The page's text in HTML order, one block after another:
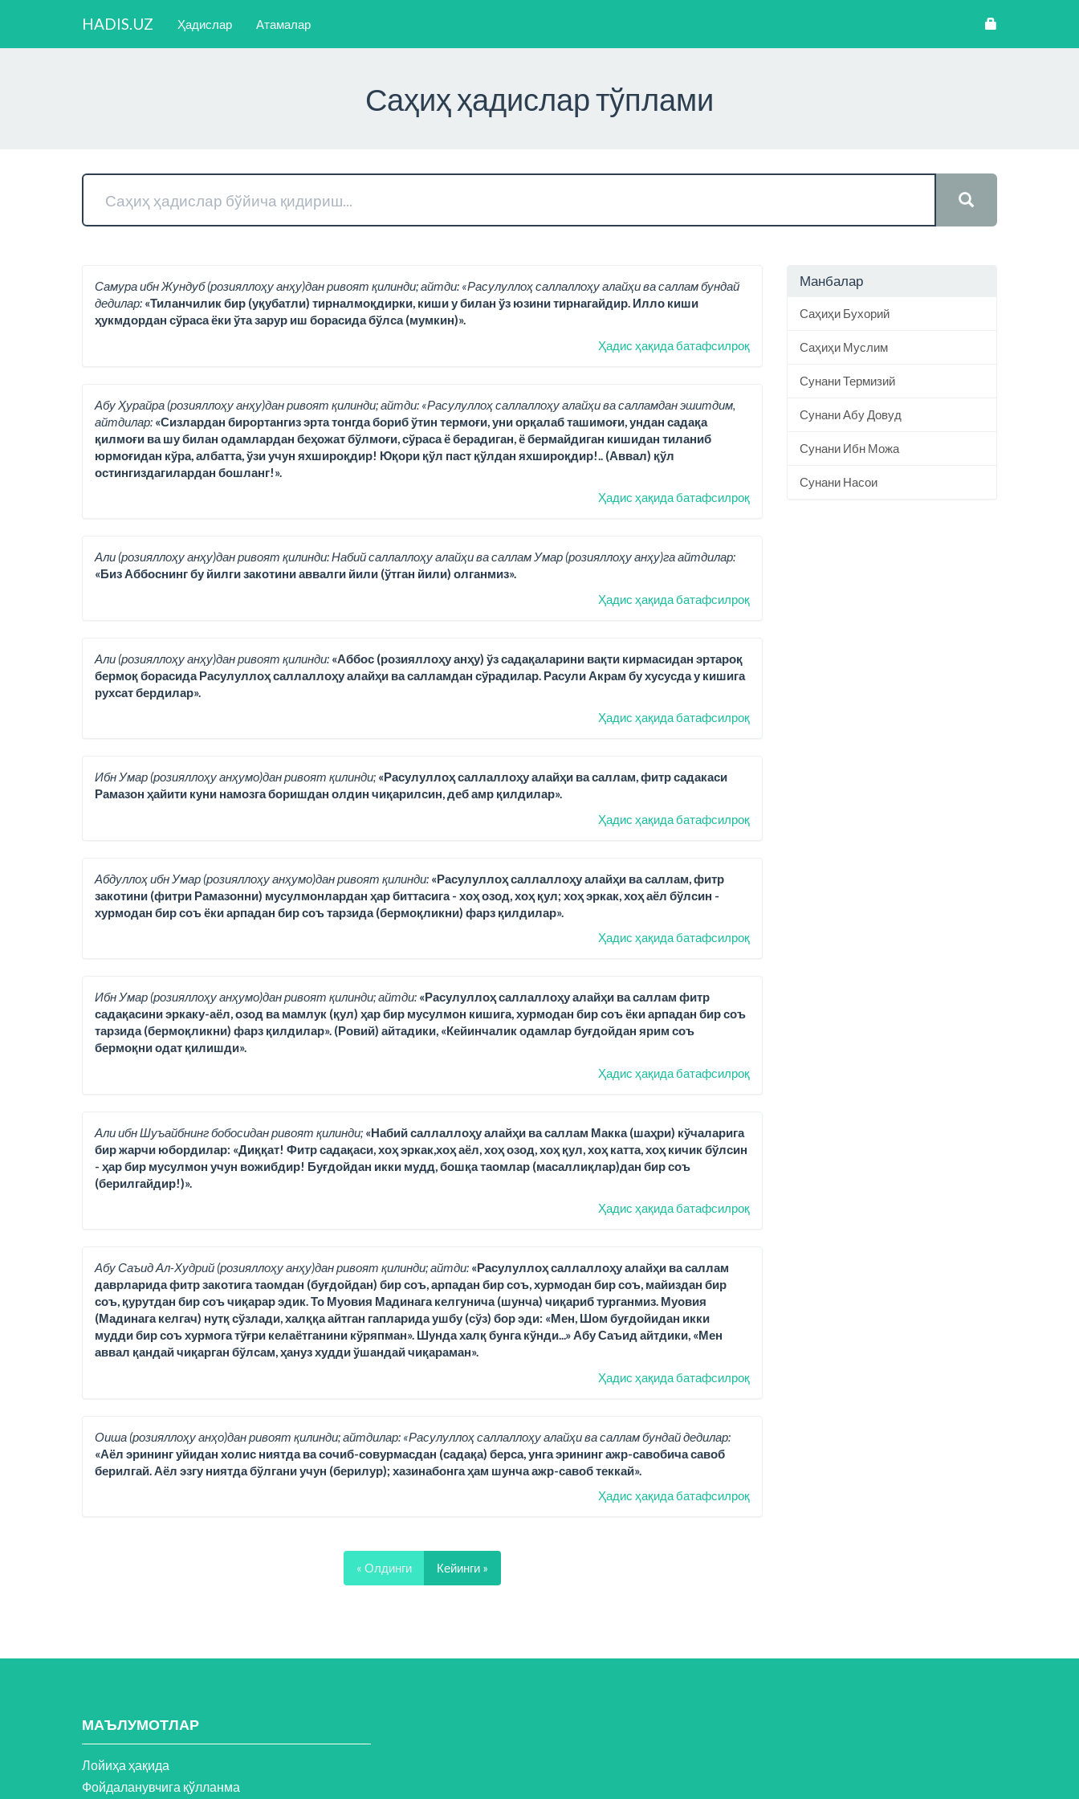
HADIS.UZ Ҳадислар Атамалар
Саҳиҳ ҳадислар тўплами
Самура ибн Жундуб (розияллоҳу анҳу)дан ривоят қилинди; айтди: «Расулуллоҳ саллаллоҳу алайҳи ва саллам бундай
дедилар: «Тиланчилик бир (уқубатли) тирналмоқдирки, киши у билан ўз юзини тирнагайдир. Илло киши
ҳукмдордан сўраса ёки ўта зарур иш борасида бўлса (мумкин)».
Ҳадис ҳақида батафсилроқ
Абу Ҳурайра (розияллоҳу анҳу)дан ривоят қилинди; айтди: «Расулуллоҳ саллаллоҳу алайҳи ва салламдан эшитдим,
айтдилар: «Сизлардан бирортангиз эрта тонгда бориб ўтин термоғи, уни орқалаб ташимоғи, ундан садақа
қилмоғи ва шу билан одамлардан беҳожат бўлмоғи, сўраса ё берадиган, ё бермайдиган кишидан тиланиб
юрмоғидан кўра, албатта, ўзи учун яхшироқдир! Юқори қўл паст қўлдан яхшироқдир!.. (Аввал) қўл
остингиздагилардан бошланг!».
Ҳадис ҳақида батафсилроқ
Али (розияллоҳу анҳу)дан ривоят қилинди: Набий саллаллоҳу алайҳи ва саллам Умар (розияллоҳу анҳу)га айтдилар:
«Биз Аббоснинг бу йилги закотини аввалги йили (ўтган йили) олганмиз».
Ҳадис ҳақида батафсилроқ
Али (розияллоҳу анҳу)дан ривоят қилинди: «Аббос (розияллоҳу анҳу) ўз садақаларини вақти кирмасидан эртароқ
бермоқ борасида Расулуллоҳ саллаллоҳу алайҳи ва салламдан сўрадилар. Расули Акрам бу хусусда у кишига
рухсат бердилар».
Ҳадис ҳақида батафсилроқ
Ибн Умар (розияллоҳу анҳумо)дан ривоят қилинди; «Расулуллоҳ саллаллоҳу алайҳи ва саллам, фитр садакаси
Рамазон ҳайити куни намозга боришдан олдин чиқарилсин, деб амр қилдилар».
Ҳадис ҳақида батафсилроқ
Абдуллоҳ ибн Умар (розияллоҳу анҳумо)дан ривоят қилинди: «Расулуллоҳ саллаллоҳу алайҳи ва саллам, фитр
закотини (фитри Рамазонни) мусулмонлардан ҳар биттасига - хоҳ озод, хоҳ қул; хоҳ эркак, хоҳ аёл бўлсин -
хурмодан бир соъ ёки арпадан бир соъ тарзида (бермоқликни) фарз қилдилар».
Ҳадис ҳақида батафсилроқ
Ибн Умар (розияллоҳу анҳумо)дан ривоят қилинди; айтди: «Расулуллоҳ саллаллоҳу алайҳи ва саллам фитр
садақасини эркаку-аёл, озод ва мамлук (қул) ҳар бир мусулмон кишига, хурмодан бир соъ ёки арпадан бир соъ
тарзида (бермоқликни) фарз қилдилар». (Ровий) айтадики, «Кейинчалик одамлар буғдойдан ярим соъ
бермоқни одат қилишди».
Ҳадис ҳақида батафсилроқ
Али ибн Шуъайбнинг бобосидан ривоят қилинди; «Набий саллаллоҳу алайҳи ва саллам Макка (шаҳри) кўчаларига
бир жарчи юбордилар: «Диққат! Фитр садақаси, хоҳ эркак,хоҳ аёл, хоҳ озод, хоҳ қул, хоҳ катта, хоҳ кичик бўлсин
- ҳар бир мусулмон учун вожибдир! Буғдойдан икки мудд, бошқа таомлар (масаллиқлар)дан бир соъ
(берилгайдир!)».
Ҳадис ҳақида батафсилроқ
Абу Саъид Ал-Худрий (розияллоҳу анҳу)дан ривоят қилинди; айтди: «Расулуллоҳ саллаллоҳу алайҳи ва саллам
даврларида фитр закотига таомдан (буғдойдан) бир соъ, арпадан бир соъ, хурмодан бир соъ, майиздан бир
соъ, қурутдан бир соъ чиқарар эдик. То Муовия Мадинага келгунича (шунча) чиқариб турганмиз. Муовия
(Мадинага келгач) нутқ сўзлади, халққа айтган гапларида ушбу (сўз) бор эди: «Мен, Шом буғдойидан икки
мудди бир соъ хурмога тўғри келаётганини кўряпман». Шунда халқ бунга кўнди...» Абу Саъид айтдики, «Мен
аввал қандай чиқарган бўлсам, ҳануз худди ўшандай чиқараман».
Ҳадис ҳақида батафсилроқ
Оиша (розияллоҳу анҳо)дан ривоят қилинди; айтдилар: «Расулуллоҳ саллаллоҳу алайҳи ва саллам бундай дедилар:
«Аёл эрининг уйидан холис ниятда ва сочиб-совурмасдан (садақа) берса, унга эрининг ажр-савобича савоб
берилгай. Аёл эзгу ниятда бўлгани учун (берилур); хазинабонга ҳам шунча ажр-савоб теккай».
Ҳадис ҳақида батафсилроқ
« Олдинги Кейинги »
Манбалар
Саҳиҳи Бухорий
Саҳиҳи Муслим
Сунани Термизий
Сунани Абу Довуд
Сунани Ибн Можа
Сунани Насои
МАЪЛУМОТЛАР
Лойиҳа ҳақида
Фойдаланувчига қўлланма